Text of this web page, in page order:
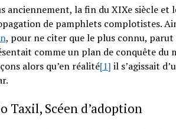
anciennement, la fin du XIXe siècle et
de pamphlets complotistes.
, pour ne citer que le plus connu, parut
comme un plan de conquête du
alors qu’en réalité[1] il s’agissait
Taxil, Scéen d’adoption